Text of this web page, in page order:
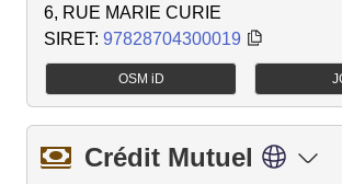
6, RUE MARIE CURIE
SIRET: 97828704300019
OSM iD
Crédit Mutuel